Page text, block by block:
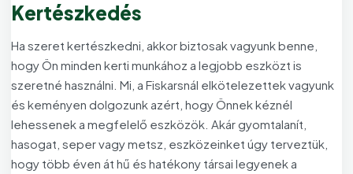
Kertészkedés
Ha szeret kertészkedni, akkor biztosak vagyunk benne,
hogy Ön minden kerti munkához a legjobb eszközt is
szeretné használni. Mi, a Fiskarsnál elkötelezettek vagyunk
és keményen dolgozunk azért, hogy Önnek kéznél
lehessenek a megfelelő eszközök. Akár gyomtalanít,
hasogat, seper vagy metsz, eszközeinket úgy terveztük,
hogy több éven át hű és hatékony társai legyenek a